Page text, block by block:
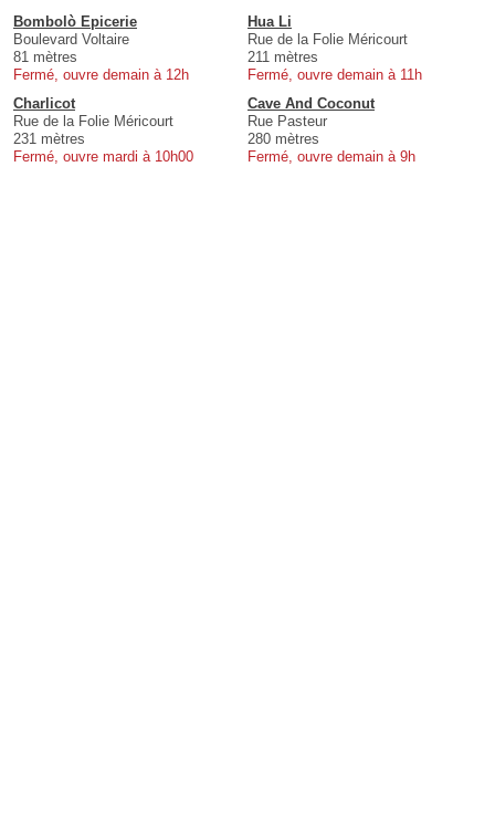
Bombolò Epicerie
Boulevard Voltaire
81 mètres
Fermé, ouvre demain à 12h
Hua Li
Rue de la Folie Méricourt
211 mètres
Fermé, ouvre demain à 11h
Charlicot
Rue de la Folie Méricourt
231 mètres
Fermé, ouvre mardi à 10h00
Cave And Coconut
Rue Pasteur
280 mètres
Fermé, ouvre demain à 9h